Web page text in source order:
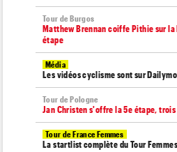
Tour de Burgos
Matthew Brennan coiffe Pithie sur
étape
Média
Les vidéos cyclisme sont sur
Tour de Pologne
Jan Christen s'offre la 5e étape,
Tour de France Femmes
La startlist complète du Tour